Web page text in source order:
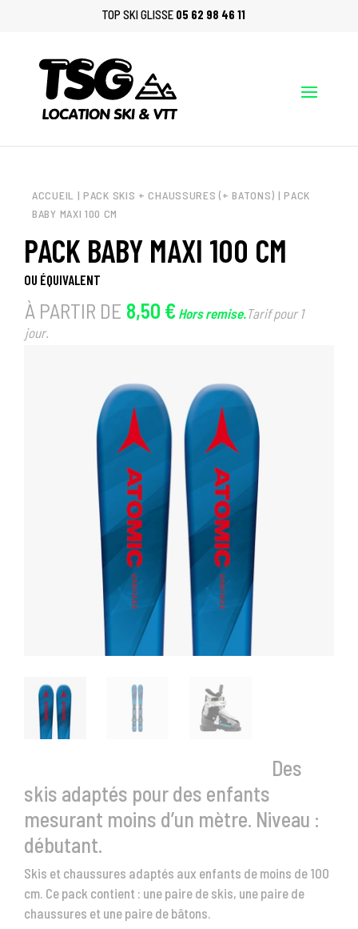
LOCATION VTT,
TOP SKI GLISSE 05 62 98 46 11
ACCUEIL |PACK SKIS + CHAUSSURES (+ BATONS) | PACK
BABY MAXI 100 CM
PACK BABY MAXI 100 CM
OU ÉQUIVALENT
À PARTIR DE 8,50 € Hors remise.Tarif pour 1
jour.
Des
skis adaptés pour des enfants
mesurant moins d’un mètre. Niveau :
débutant.
Skis et chaussures adaptés aux enfants de moins de 100
cm. Ce pack contient : une paire de skis, une paire de
chaussures et une paire de bâtons.